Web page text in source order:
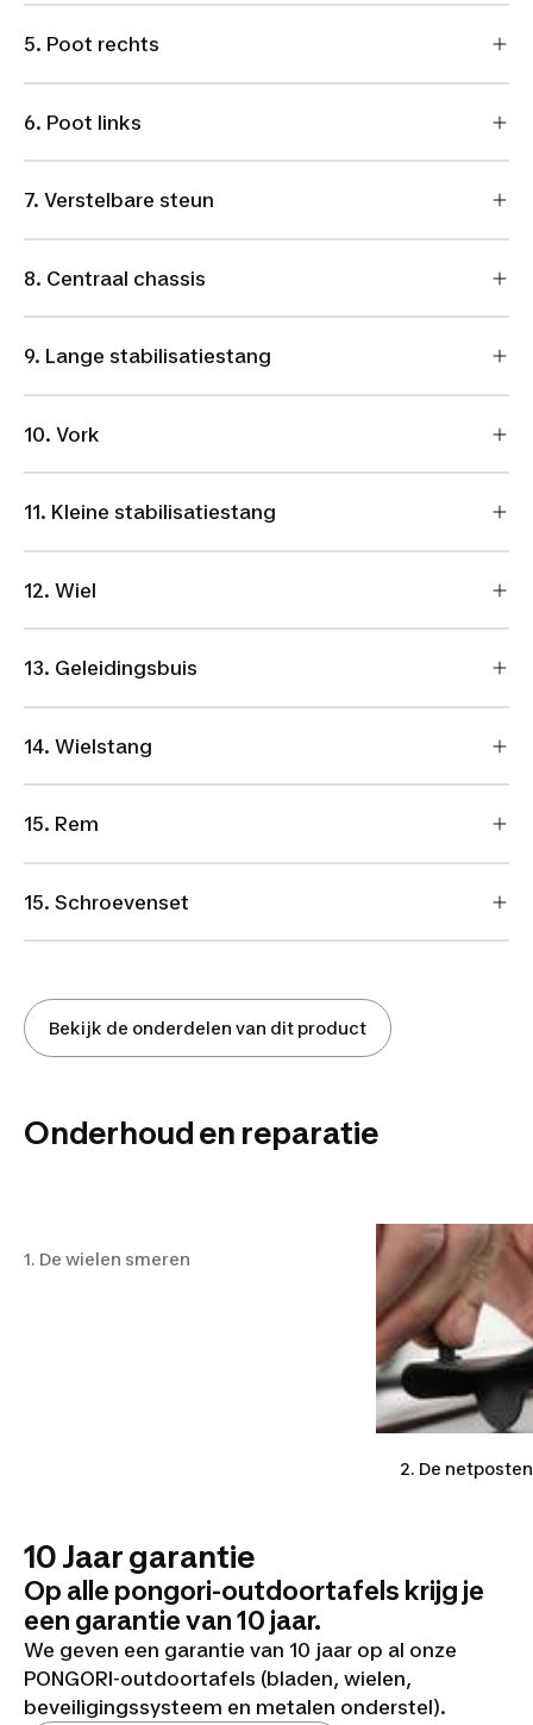
5. Poot rechts
6. Poot links
7. Verstelbare steun
8. Centraal chassis
9. Lange stabilisatiestang
10. Vork
11. Kleine stabilisatiestang
12. Wiel
13. Geleidingsbuis
14. Wielstang
15. Rem
15. Schroevenset
Bekijk de onderdelen van dit product
Onderhoud en reparatie
1. De wielen smeren
2. De
10 Jaar garantie
Op alle pongori-outdoortafels krijg je
een garantie van 10 jaar.
We geven een garantie van 10 jaar op al onze
PONGORI-outdoortafels (bladen, wielen,
beveiligingssysteem en metalen onderstel).